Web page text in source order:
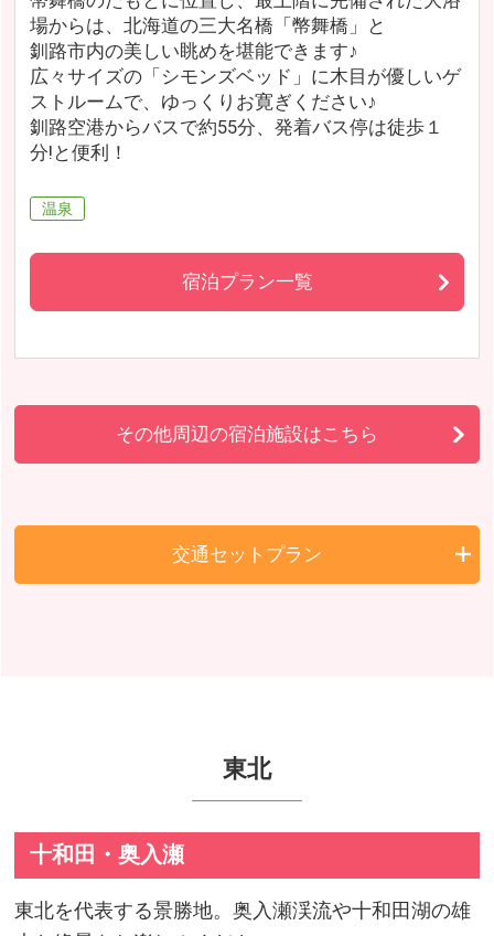
場からは、北海道の三大名橋「幣舞橋」と
釧路市内の美しい眺めを堪能できます♪
広々サイズの「シモンズベッド」に木目が優しいゲ
ストルームで、ゆっくりお寛ぎください♪
釧路空港からバスで約55分、発着バス停は徒歩１
分!と便利！
温泉
宿泊プラン一覧
その他周辺の宿泊施設はこちら
交通セットプラン
東北
十和田・奥入瀬
東北を代表する景勝地。奥入瀬渓流や十和田湖の雄